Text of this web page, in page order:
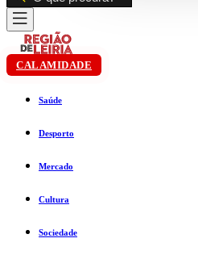
CALAMIDADE
Saúde
Desporto
Mercado
Cultura
Sociedade